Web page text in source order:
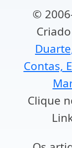
©
Contas,
Clique